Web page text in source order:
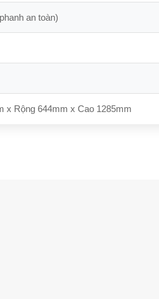
an toàn)
x Rộng 644mm x Cao 1285mm